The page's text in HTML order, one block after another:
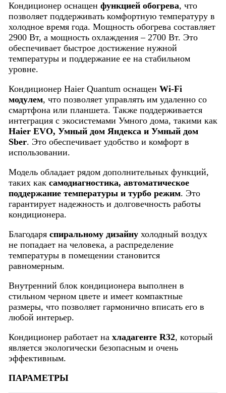
Кондиционер оснащен функцией обогрева, что
позволяет поддерживать комфортную температуру в
холодное время года. Мощность обогрева составляет
2900 Вт, а мощность охлаждения – 2700 Вт. Это
обеспечивает быстрое достижение нужной
температуры и поддержание ее на стабильном
уровне.
Кондиционер Haier Quantum оснащен Wi-Fi
модулем, что позволяет управлять им удаленно со
смартфона или планшета. Также поддерживается
интеграция с экосистемами Умного дома, такими как
Haier EVO, Умный дом Яндекса и Умный дом
Sber. Это обеспечивает удобство и комфорт в
использовании.
Модель обладает рядом дополнительных функций,
таких как самодиагностика, автоматическое
поддержание температуры и турбо режим. Это
гарантирует надежность и долговечность работы
кондиционера.
Благодаря спиральному дизайну холодный воздух
не попадает на человека, а распределение
температуры в помещении становится
равномерным.
Внутренний блок кондиционера выполнен в
стильном черном цвете и имеет компактные
размеры, что позволяет гармонично вписать его в
любой интерьер.
Кондиционер работает на хладагенте R32, который
является экологически безопасным и очень
эффективным.
ПАРАМЕТРЫ